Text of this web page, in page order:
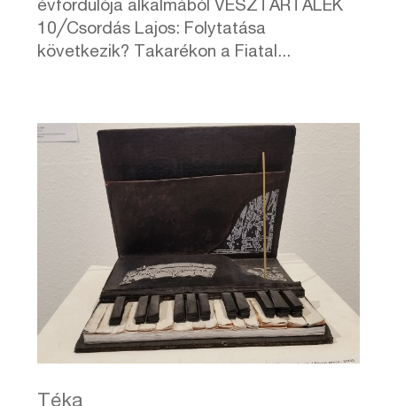
évfordulója alkalmából VÉSZTARTALÉK
10╱Csordás Lajos: Folytatása
következik? Takarékon a Fiatal...